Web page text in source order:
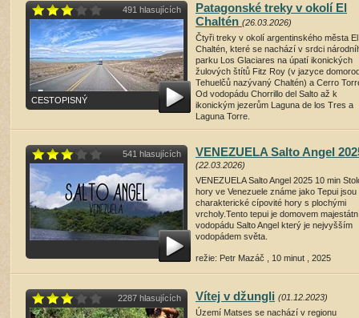
491 hlasujících
CESTOPISNÝ
Patagonské treky v okolí El
Chaltén (26.03.2026)
Čtyři treky v okolí argentinského města El
Chaltén, které se nachází v srdci
parku Los Glaciares na úpatí ikonických
žulových štítů Fitz Roy (v jazyce
Tehuelčů nazývaný Chaltén) a Cerro
Od vodopádu Chorrillo del Salto až k
ikonickým jezerům Laguna de los Tres a
Laguna Torre.
přehrát film
541 hlasujících VENEZUELA Salto Angel
(22.03.2026)
VENEZUELA Salto Angel 2025 10 min
hory ve Venezuele známe jako Tepui jsou
charakterické cípovité hory s plochými
vrcholy.Tento tepui je domovem
vodopádu Salto Angel který je nejvyšším
vodopádem světa.
režie: Petr Mazáč , 10 minut , 2025
2287 hlasujících
Vítej v džungli (01.12.2023)
Území Matses se nachází v regionu